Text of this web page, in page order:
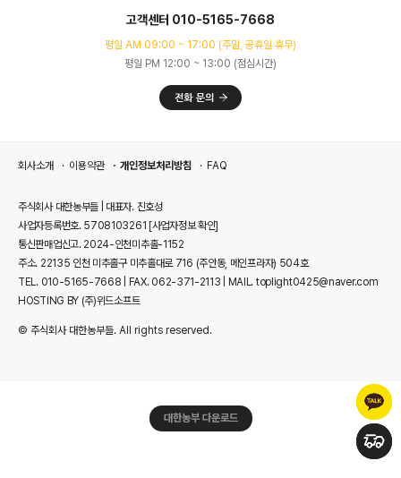
고객센터 010-5165-7668
평일 AM 09:00 ~ 17:00 (주말, 공휴일 휴무)
평일 PM 12:00 ~ 13:00 (점심시간)
회사소개 이용약관 개인정보처리방침 FAQ
주식회사 대한농부들 | 대표자. 진호성
사업자등록번호. 5708103261 [사업자정보 확인]
통신판매업신고. 2024-인천미추홀-1152
주소. 22135 인천 미추홀구 미추홀대로 716 (주안동, 메인프라자) 504호
TEL. 010-5165-7668 | FAX. 062-371-2113 | MAIL. toplight0425@naver.com
HOSTING BY (주)위드소프트
© 주식회사 대한농부들. All rights reserved.
대한농부 다운로드